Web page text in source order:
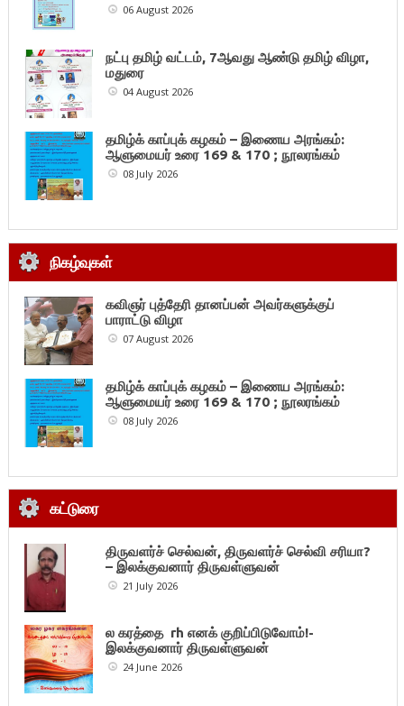
06 August 2026
நட்பு தமிழ் வட்டம், 7ஆவது ஆண்டு தமிழ் விழா,
மதுரை
04 August 2026
தமிழ்க் காப்புக் கழகம் – இணைய அரங்கம்:
ஆளுமையர் உரை 169 & 170 ; நூலரங்கம்
08 July 2026
நிகழ்வுகள்
கவிஞர் புத்தேரி தானப்பன் அவர்களுக்குப்
பாராட்டு விழா
07 August 2026
தமிழ்க் காப்புக் கழகம் – இணைய அரங்கம்:
ஆளுமையர் உரை 169 & 170 ; நூலரங்கம்
08 July 2026
கட்டுரை
திருவளர்ச் செல்வன், திருவளர்ச் செல்வி சரியா?
– இலக்குவனார் திருவள்ளுவன்
21 July 2026
ல கரத்தை rh எனக் குறிப்பிடுவோம்!-
இலக்குவனார் திருவள்ளுவன்
24 June 2026